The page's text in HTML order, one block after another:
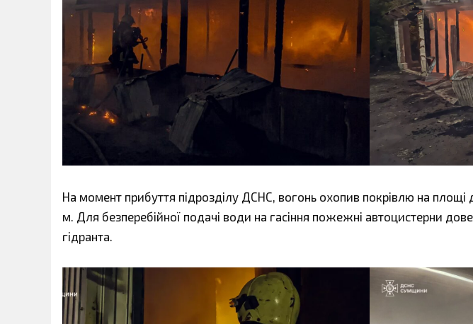
На момент прибуття підрозділу ДСНС, вогонь охопив покрівлю на площі
м. Для безперебійної подачі води на гасіння пожежні автоцистерни
гідранта.